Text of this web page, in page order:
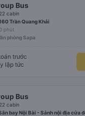
Bus
cabin
Trần Quang Khải
phút
phòng Sapa
trước
lập tức
Bus
cabin
bay Nội Bài - Sảnh nội địa cửa